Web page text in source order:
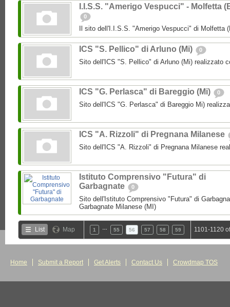
I.I.S.S. "Amerigo Vespucci" - Molfetta
0
Il sito dell'I.I.S.S. "Amerigo Vespucci" di Molfetta
ICS "S. Pellico" di Arluno (Mi) 0
Sito dell'ICS "S. Pellico" di Arluno (Mi) realizzato
ICS "G. Perlasca" di Bareggio (Mi) 0
Sito dell'ICS "G. Perlasca" di Bareggio Mi)
ICS "A. Rizzoli" di Pregnana Milanese
Sito dell'ICS "A. Rizzoli" di Pregnana Milanese
Istituto Comprensivo "Futura" di
Garbagnate
0
Sito dell'Istituto Comprensivo "Futura" di
Garbagnate Milanese (MI)
List Map 1 55 56 57 58 59 1101-1120
Home Submit a Report Get Alerts Contact Us Crowdmap TOS